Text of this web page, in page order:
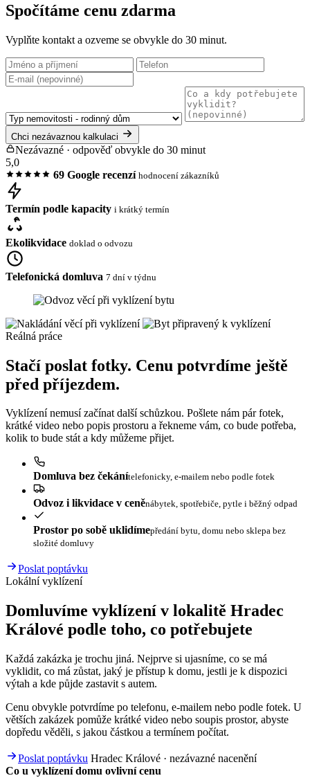
Spočítáme cenu zdarma
Vyplňte kontakt a ozveme se obvykle do 30 minut.
Chci nezávaznou kalkulaci
Nezávazné · odpověď obvykle do 30 minut
5,0
69 Google recenzí hodnocení zákazníků
Termín podle kapacity i krátký termín
Ekolikvidace doklad o odvozu
Telefonická domluva 7 dní v týdnu
Reálná práce
Stačí poslat fotky. Cenu potvrdíme ještě
před příjezdem.
Vyklízení nemusí začínat další schůzkou. Pošlete nám pár fotek,
krátké video nebo popis prostoru a řekneme vám, co bude potřeba,
kolik to bude stát a kdy můžeme přijet.
Domluva bez čekánítelefonicky, e-mailem nebo podle fotek
Odvoz i likvidace v ceněnábytek, spotřebiče, pytle i běžný odpad
Prostor po sobě uklidímepředání bytu, domu nebo sklepa bez
složité domluvy
Poslat poptávku
Lokální vyklízení
Domluvíme vyklízení v lokalitě Hradec
Králové podle toho, co potřebujete
Každá zakázka je trochu jiná. Nejprve si ujasníme, co se má
vyklidit, co má zůstat, jaký je přístup k domu, jestli je k dispozici
výtah a kde půjde zastavit s autem.
Cenu obvykle potvrdíme po telefonu, e-mailem nebo podle fotek. U
větších zakázek pomůže krátké video nebo soupis prostor, abyste
dopředu věděli, s jakou částkou a termínem počítat.
Poslat poptávku Hradec Králové · nezávazné nacenění
Co u vyklízení domu ovlivní cenu